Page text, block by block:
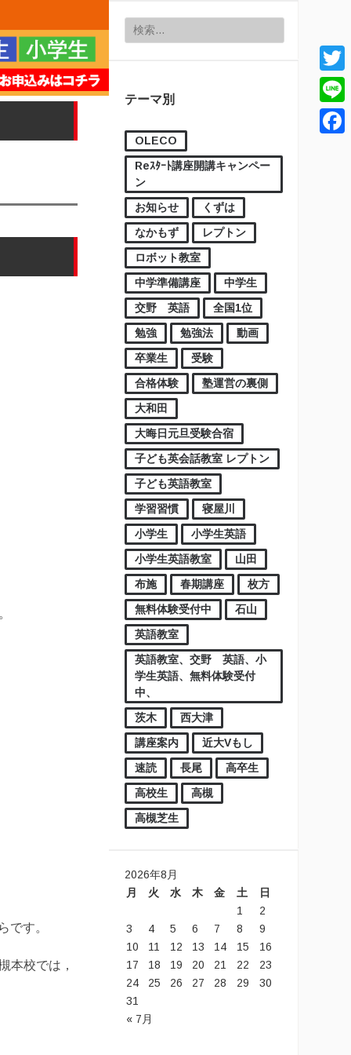
検索:
テーマ別
OLECO
Reｽﾀｰﾄ講座開講キャンペー
ン
お知らせ
くずは
なかもず
レプトン
ロボット教室
中学準備講座
中学生
交野 英語
全国1位
勉強
勉強法
動画
卒業生
受験
合格体験
塾運営の裏側
大和田
大晦日元旦受験合宿
子ども英会話教室 レプトン
子ども英語教室
学習習慣
寝屋川
小学生
小学生英語
小学生英語教室
山田
布施
春期講座
枚方
無料体験受付中
石山
英語教室
英語教室、交野 英語、小
学生英語、無料体験受付
中、
茨木
西大津
講座案内
近大Vもし
速読
長尾
高卒生
高校生
高槻
高槻芝生
2026年8月
月
火 水 木 金 土 日
« 7月
1
2
3
4 5 6 7 8
9
10
11 12 13 14 15
16
17
18 19 20 21 22
23
24
25 26 27 28 29
30
31
です。
本校では，
Line